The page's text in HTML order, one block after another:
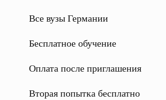
Все вузы Германии
Бесплатное обучение
Оплата после приглашения
Вторая попытка бесплатно